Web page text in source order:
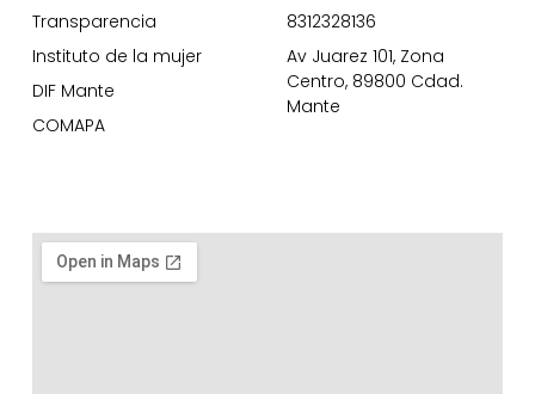
Transparencia
Instituto de la mujer
DIF Mante
COMAPA
8312328136
Av Juarez 101, Zona
Centro, 89800 Cdad.
Mante